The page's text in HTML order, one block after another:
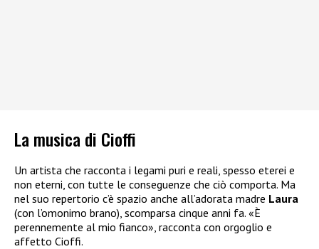
La musica di Cioffi
Un artista che racconta i legami puri e reali, spesso eterei e
non eterni, con tutte le conseguenze che ciò comporta. Ma
nel suo repertorio c’è spazio anche all’adorata madre Laura
(con l’omonimo brano), scomparsa cinque anni fa. «È
perennemente al mio fianco», racconta con orgoglio e
affetto Cioffi.